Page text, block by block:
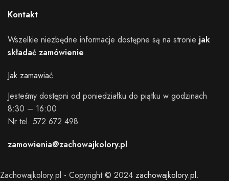
Kontakt
Wszelkie niezbędne informacje dostępne są na stronie jak
składać zamówienie.
Jak zamawiać
Jesteśmy dostępni od poniedziałku do piątku w godzinach
8:30 – 16:00
Nr tel. 572 672 498
zamowienia@zachowajkolory.pl
Zachowajkolory.pl - Copyright © 2024 zachowajkolory.pl.